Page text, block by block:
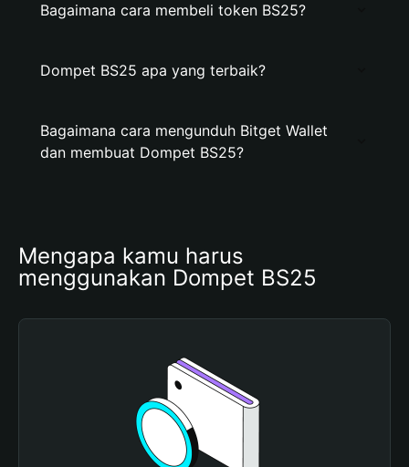
Bagaimana cara membeli token BS25?
Dompet BS25 apa yang terbaik?
Bagaimana cara mengunduh Bitget Wallet
dan membuat Dompet BS25?
Mengapa kamu harus
menggunakan Dompet BS25